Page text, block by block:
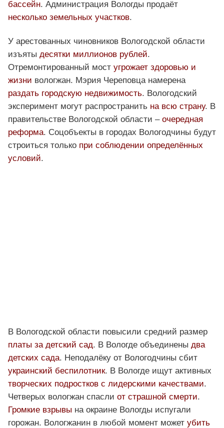
бассейн. Администрация Вологды продаёт
несколько земельных участков.
У арестованных чиновников Вологодской области
изъяты десятки миллионов рублей.
Отремонтированный мост угрожает здоровью и
жизни вологжан. Мэрия Череповца намерена
раздать городскую недвижимость. Вологодский
эксперимент могут распространить на всю страну. В
правительстве Вологодской области – очередная
реформа. Соцобъекты в городах Вологодчины будут
строиться только при соблюдении определённых
условий.
В Вологодской области повысили средний размер
платы за детский сад. В Вологде объединены два
детских сада. Неподалёку от Вологодчины сбит
украинский беспилотник. В Вологде ищут активных
творческих подростков с лидерскими качествами.
Четверых вологжан спасли от страшной смерти.
Громкие взрывы на окраине Вологды испугали
горожан. Вологжанин в любой момент может убить